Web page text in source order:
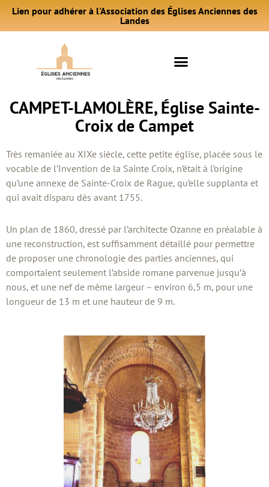
Lien pour adhérer à l'Association des Églises Anciennes des
Landes
CAMPET-LAMOLÈRE, Église Sainte-
Croix de Campet
Très remaniée au XIXe siècle, cette petite église, placée sous le
vocable de l’Invention de la Sainte Croix, n’était à l’origine
qu’une annexe de Sainte-Croix de Rague, qu’elle supplanta et
qui avait disparu dès avant 1755.
Un plan de 1860, dressé par l’architecte Ozanne en préalable à
une reconstruction, est suffisamment détaillé pour permettre
de proposer une chronologie des parties anciennes, qui
comportaient seulement l’abside romane parvenue jusqu’à
nous, et une nef de même largeur – environ 6,5 m, pour une
longueur de 13 m et une hauteur de 9 m.